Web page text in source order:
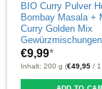
BIO Curry Pulver
Bombay Masala +
Curry Golden Mix
€9,99*
Inhalt: 200 g (€49,95 /